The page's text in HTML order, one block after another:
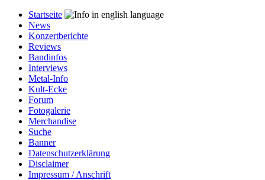
Startseite
News
Konzertberichte
Reviews
Bandinfos
Interviews
Metal-Info
Kult-Ecke
Forum
Fotogalerie
Merchandise
Suche
Banner
Datenschutzerklärung
Disclaimer
Impressum / Anschrift